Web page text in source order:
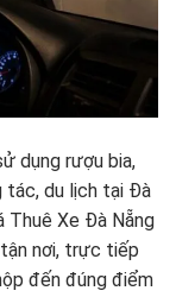
dụng rượu bia,
tác, du lịch tại Đà
Thuê Xe Đà Nẵng
nơi, trực tiếp
đến đúng điểm